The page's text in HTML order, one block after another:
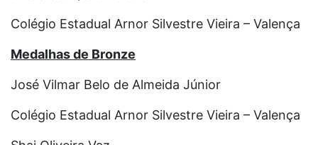
Colégio Estadual Arnor Silvestre Vieira – Valença
Medalhas de Bronze
José Vilmar Belo de Almeida Júnior
Colégio Estadual Arnor Silvestre Vieira – Valença